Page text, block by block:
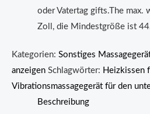
oder Vatertag gifts.The max.
Zoll, die Mindestgröße ist
Kategorien: Sonstiges
anzeigen Schlagwörter: Heizkissen
Vibrationsmassagegerät für den
Beschreibung